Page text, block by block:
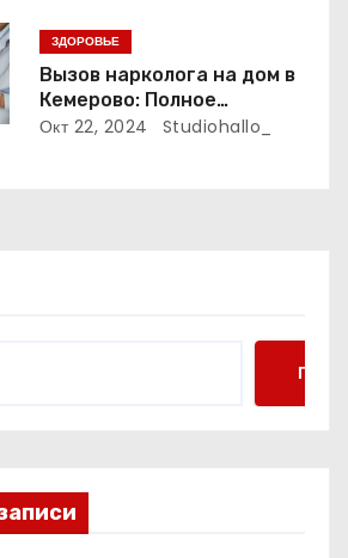
ЗДОРОВЬЕ
Вызов нарколога на дом в
Кемерово: Полное
руководство
Окт 22, 2024 Studiohallo_
Поиск